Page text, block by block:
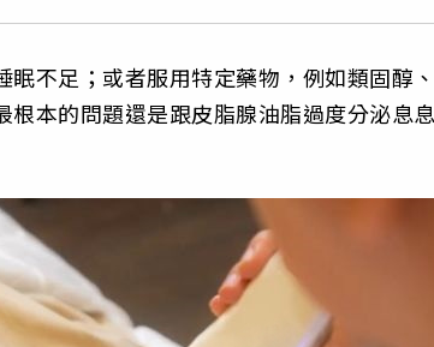
不足；或者服用特定藥物，例如類固醇
本的問題還是跟皮脂腺油脂過度分泌息